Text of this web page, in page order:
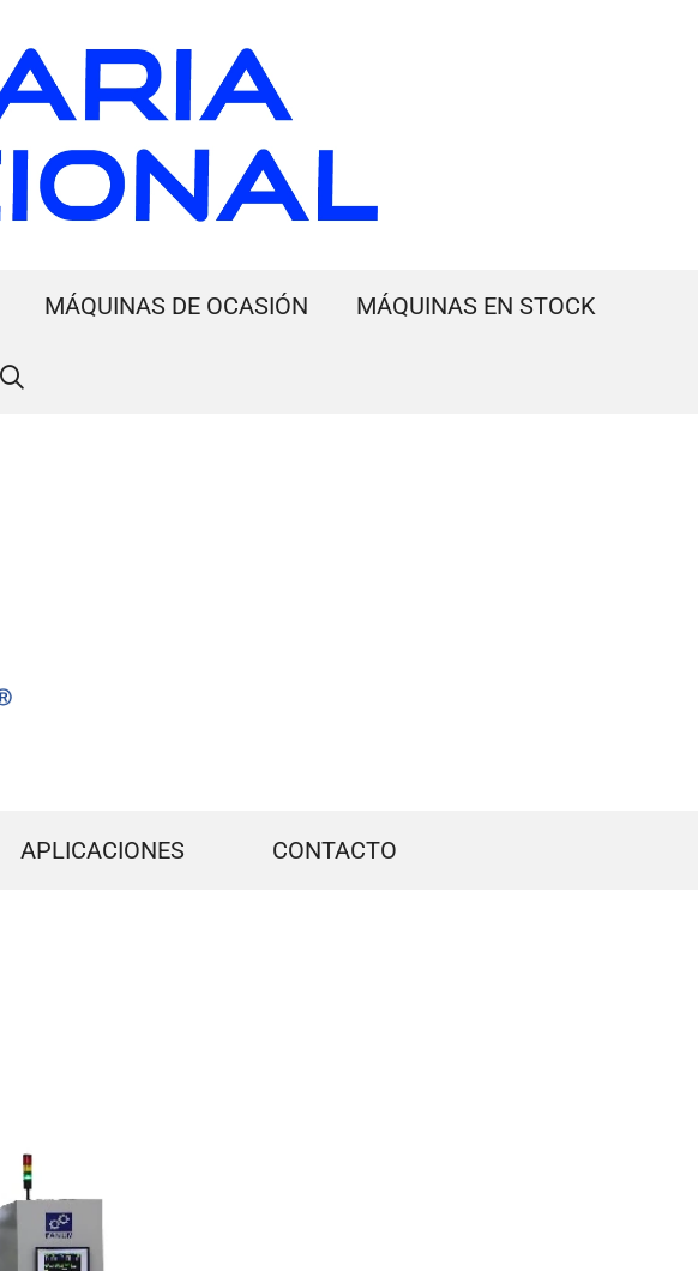
MÁQUINAS DE OCASIÓN MÁQUINAS EN STOCK
APLICACIONES CONTACTO